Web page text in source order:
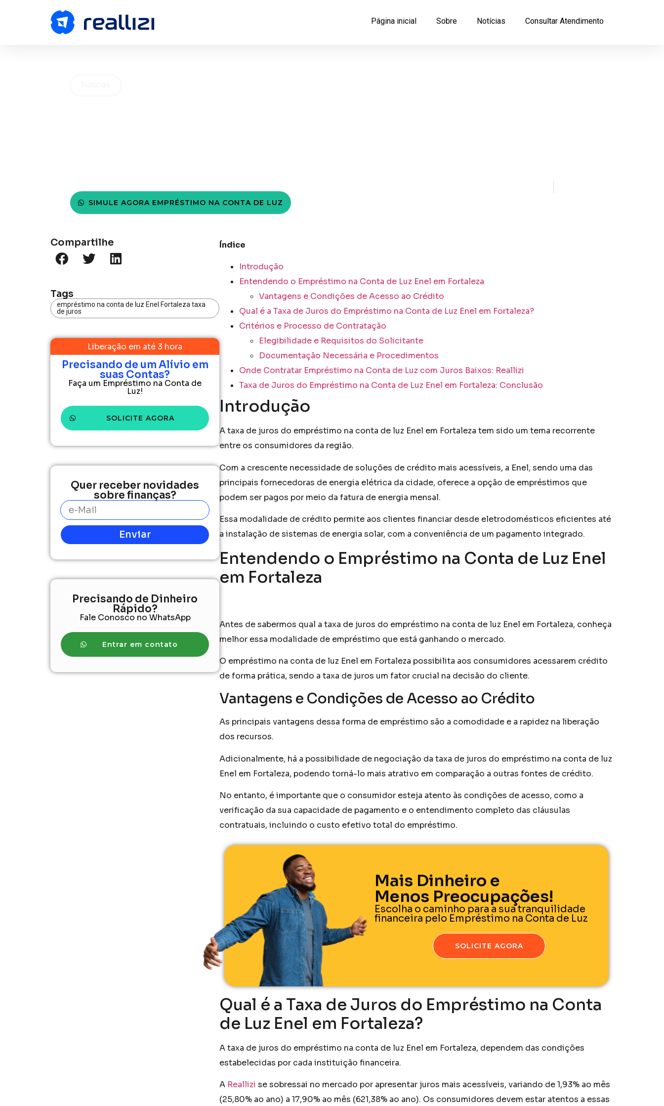
Página inicial Sobre Notícias Consultar Atendimento
SIMULE AGORA EMPRÉSTIMO NA CONTA DE LUZ
Compartilhe
Tags
empréstimo na conta de luz Enel Fortaleza taxa
de juros
Liberação em até 3 hora
Precisando de um Alívio em
suas Contas?
Faça um Empréstimo na Conta de
Luz!
SOLICITE AGORA
Quer receber novidades
sobre finanças?
Enviar
Precisando de Dinheiro
Rápido?
Fale Conosco no WhatsApp
Entrar em contato
Índice
Introdução
Entendendo o Empréstimo na Conta de Luz Enel em Fortaleza
Vantagens e Condições de Acesso ao Crédito
Qual é a Taxa de Juros do Empréstimo na Conta de Luz Enel em Fortaleza?
Critérios e Processo de Contratação
Elegibilidade e Requisitos do Solicitante
Documentação Necessária e Procedimentos
Onde Contratar Empréstimo na Conta de Luz com Juros Baixos: Reallizi
Taxa de Juros do Empréstimo na Conta de Luz Enel em Fortaleza: Conclusão
Introdução
A taxa de juros do empréstimo na conta de luz Enel em Fortaleza tem sido um tema recorrente
entre os consumidores da região.
Com a crescente necessidade de soluções de crédito mais acessíveis, a Enel, sendo uma das
principais fornecedoras de energia elétrica da cidade, oferece a opção de empréstimos que
podem ser pagos por meio da fatura de energia mensal.
Essa modalidade de crédito permite aos clientes financiar desde eletrodomésticos eficientes até
a instalação de sistemas de energia solar, com a conveniência de um pagamento integrado.
Entendendo o Empréstimo na Conta de Luz Enel
em Fortaleza
Antes de sabermos qual a taxa de juros do empréstimo na conta de luz Enel em Fortaleza, conheça
melhor essa modalidade de empréstimo que está ganhando o mercado.
O empréstimo na conta de luz Enel em Fortaleza possibilita aos consumidores acessarem crédito
de forma prática, sendo a taxa de juros um fator crucial na decisão do cliente.
Vantagens e Condições de Acesso ao Crédito
As principais vantagens dessa forma de empréstimo são a comodidade e a rapidez na liberação
dos recursos.
Adicionalmente, há a possibilidade de negociação da taxa de juros do empréstimo na conta de luz
Enel em Fortaleza, podendo torná-lo mais atrativo em comparação a outras fontes de crédito.
No entanto, é importante que o consumidor esteja atento às condições de acesso, como a
verificação da sua capacidade de pagamento e o entendimento completo das cláusulas
contratuais, incluindo o custo efetivo total do empréstimo.
Mais Dinheiro e
Menos Preocupações!
Escolha o caminho para a sua tranquilidade
financeira pelo Empréstimo na Conta de Luz
SOLICITE AGORA
Qual é a Taxa de Juros do Empréstimo na Conta
de Luz Enel em Fortaleza?
A taxa de juros do empréstimo na conta de luz Enel em Fortaleza, dependem das condições
estabelecidas por cada instituição financeira.
A Reallizi se sobressai no mercado por apresentar juros mais acessíveis, variando de 1,93% ao mês
(25,80% ao ano) a 17,90% ao mês (621,38% ao ano). Os consumidores devem estar atentos a essas